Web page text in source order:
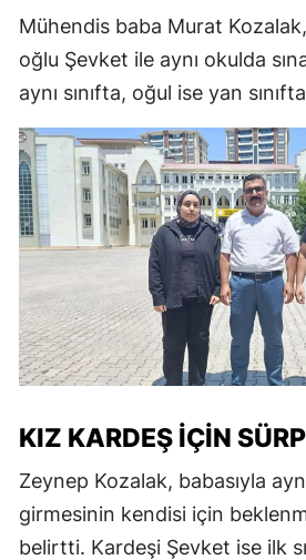
Mühendis baba Murat Kozalak,
oğlu Şevket ile aynı okulda
aynı sınıfta, oğul ise yan
KIZ KARDEŞ İÇIN
Zeynep Kozalak, babasıyla
girmesinin kendisi için
belirtti. Kardeşi Şevket ise ilk